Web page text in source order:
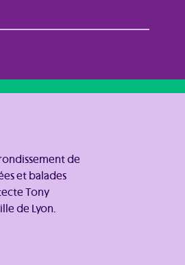
de
et balades
Tony
de Lyon.